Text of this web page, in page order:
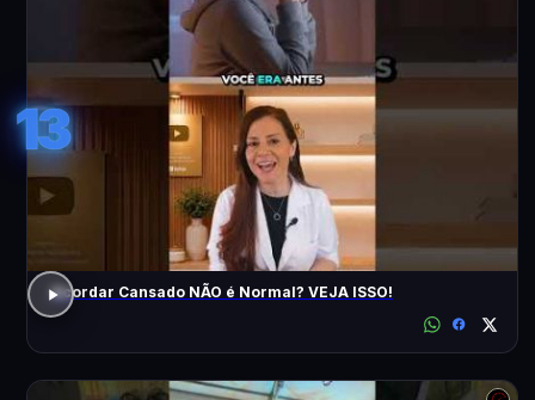
13
Acordar Cansado NÃO é Normal? VEJA ISSO!